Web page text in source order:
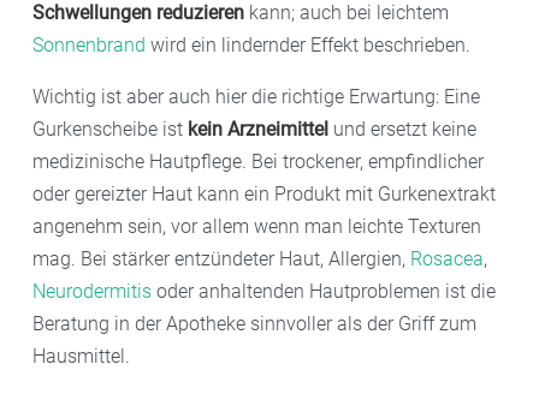
Schwellungen reduzieren kann; auch bei leichtem
Sonnenbrand wird ein lindernder Effekt beschrieben.
Wichtig ist aber auch hier die richtige Erwartung: Eine
Gurkenscheibe ist kein Arzneimittel und ersetzt keine
medizinische Hautpflege. Bei trockener, empfindlicher
oder gereizter Haut kann ein Produkt mit Gurkenextrakt
angenehm sein, vor allem wenn man leichte Texturen
mag. Bei stärker entzündeter Haut, Allergien, Rosacea,
Neurodermitis oder anhaltenden Hautproblemen ist die
Beratung in der Apotheke sinnvoller als der Griff zum
Hausmittel.